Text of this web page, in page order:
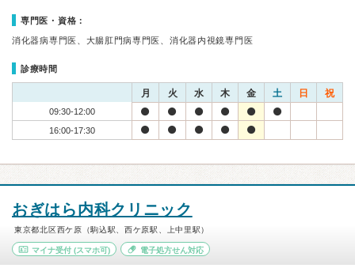
専門医・資格：
消化器病専門医、大腸肛門病専門医、消化器内視鏡専門医
診療時間
月 火 水 木 金 土 日 祝
09:30-12:00
16:00-17:30
おぎはら内科クリニック
東京都北区西ケ原（駒込駅、西ケ原駅、上中里駅）
マイナ受付 (スマホ可) 電子処方せん対応